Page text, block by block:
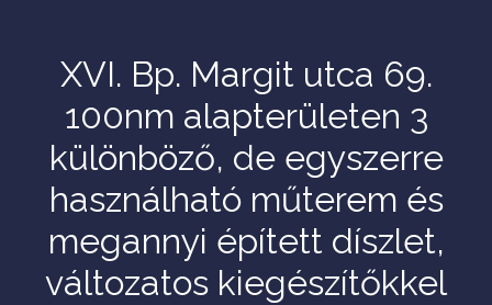
XVI. Bp. Margit utca 69.
100nm alapterületen 3
különböző, de egyszerre
használható műterem és
megannyi épített díszlet,
változatos kiegészítőkkel